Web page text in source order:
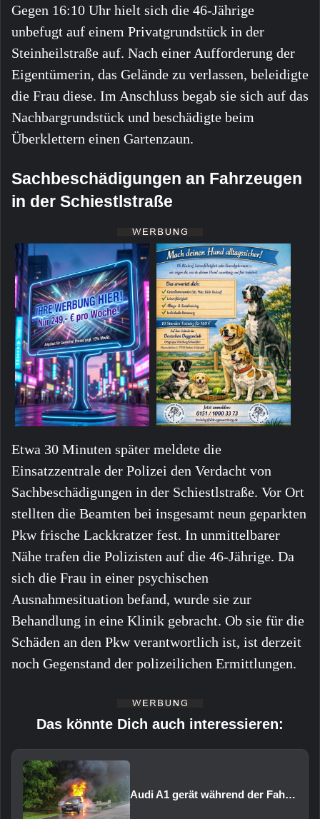
Gegen 16:10 Uhr hielt sich die 46-Jährige
unbefugt auf einem Privatgrundstück in der
Steinheilstraße auf. Nach einer Aufforderung der
Eigentümerin, das Gelände zu verlassen, beleidigte
die Frau diese. Im Anschluss begab sie sich auf das
Nachbargrundstück und beschädigte beim
Überklettern einen Gartenzaun.
Sachbeschädigungen an Fahrzeugen
in der Schiestlstraße
Etwa 30 Minuten später meldete die
Einsatzzentrale der Polizei den Verdacht von
Sachbeschädigungen in der Schiestlstraße. Vor Ort
stellten die Beamten bei insgesamt neun geparkten
Pkw frische Lackkratzer fest. In unmittelbarer
Nähe trafen die Polizisten auf die 46-Jährige. Da
sich die Frau in einer psychischen
Ausnahmesituation befand, wurde sie zur
Behandlung in eine Klinik gebracht. Ob sie für die
Schäden an den Pkw verantwortlich ist, ist derzeit
noch Gegenstand der polizeilichen Ermittlungen.
Das könnte Dich auch interessieren:
Audi A1 gerät während der Fahrt in Brand